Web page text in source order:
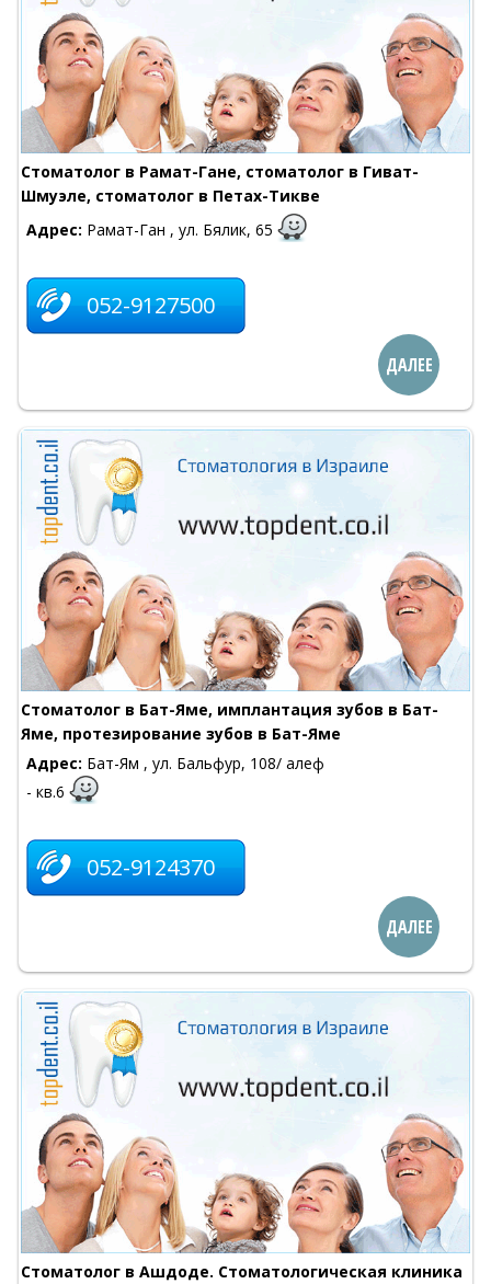
Стоматолог в Рамат-Гане, стоматолог в Гиват-
Шмуэле, стоматолог в Петах-Тикве
Адрес: Рамат-Ган , ул. Бялик, 65
052-9127500
ДАЛЕЕ
Cтоматолог в Бат-Яме, имплантация зубов в Бат-
Яме, протезирование зубов в Бат-Яме
Адрес: Бат-Ям , ул. Бальфур, 108/ алеф
- кв.6
052-9124370
ДАЛЕЕ
Стоматолог в Ашдоде. Стоматологическая клиника